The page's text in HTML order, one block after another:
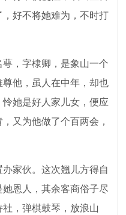
好不将她难为，不时打
，字棣卿，是象山一个
他，虽人在中年，却也
她是好人家儿女，便应
又为他做了个百两会，
家伙。这次翘儿方得自
恩人，其余客商俗子尽
，弹棋鼓琴，放浪山